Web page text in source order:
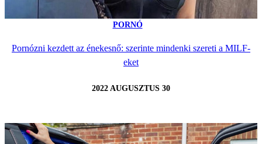
PORNÓ
Pornózni kezdett az énekesnő: szerinte mindenki szereti a MILF-
eket
2022 AUGUSZTUS 30